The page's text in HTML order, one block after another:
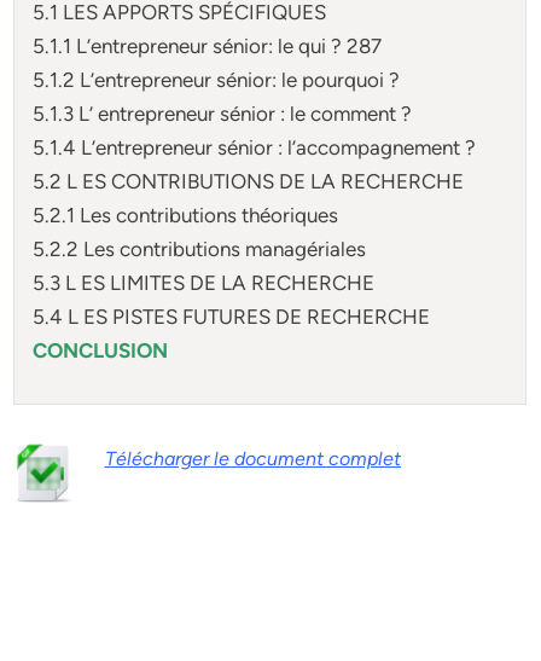
5.1 LES APPORTS SPÉCIFIQUES
5.1.1 L’entrepreneur sénior: le qui ? 287
5.1.2 L’entrepreneur sénior: le pourquoi ?
5.1.3 L’ entrepreneur sénior : le comment ?
5.1.4 L’entrepreneur sénior : l’accompagnement ?
5.2 L ES CONTRIBUTIONS DE LA RECHERCHE
5.2.1 Les contributions théoriques
5.2.2 Les contributions managériales
5.3 L ES LIMITES DE LA RECHERCHE
5.4 L ES PISTES FUTURES DE RECHERCHE
CONCLUSION
Télécharger le document complet